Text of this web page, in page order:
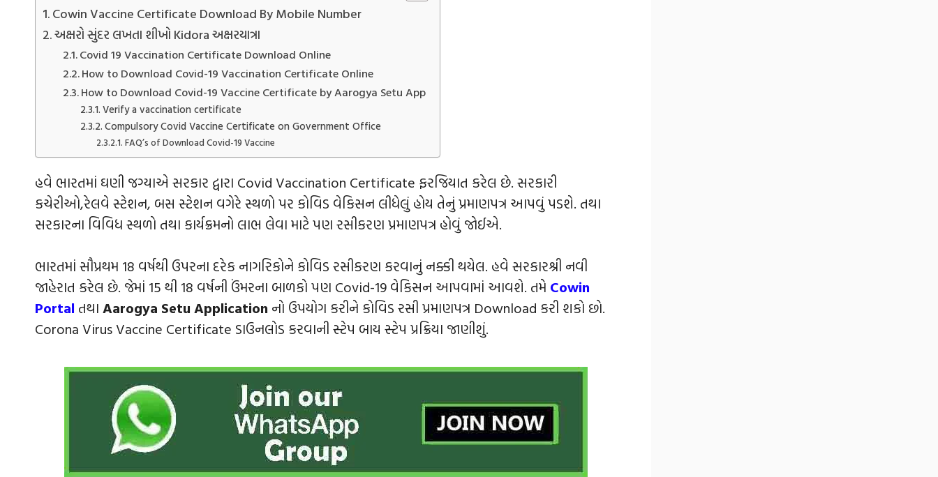
Cowin Vaccine Certificate Download By Mobile Number
અક્ષરો સુંદર લખતા શીખો Kidora અક્ષરયાત્રા
Covid 19 Vaccination Certificate Download Online
How to Download Covid-19 Vaccination Certificate Online
How to Download Covid-19 Vaccine Certificate by Aarogya Setu App
Verify a vaccination certificate
Compulsory Covid Vaccine Certificate on Government Office
FAQ’s of Download Covid-19 Vaccine
હવે ભારતમાં ઘણી જગ્યાએ સરકાર દ્વારા Covid Vaccination Certificate ફરજિયાત કરેલ છે. સરકારી
કચેરીઓ,રેલવે સ્ટેશન, બસ સ્ટેશન વગેરે સ્થળો પર કોવિડ વેકિસન લીધેલું હોય તેનું પ્રમાણપત્ર આપવું પડશે. તથા
સરકારના વિવિધ સ્થળો તથા કાર્યક્રમનો લાભ લેવા માટે પણ રસીકરણ પ્રમાણપત્ર હોવું જોઈએ.
ભારતમાં સૌપ્રથમ 18 વર્ષથી ઉપરના દરેક નાગરિકોને કોવિડ રસીકરણ કરવાનું નક્કી થયેલ. હવે સરકારશ્રી નવી
જાહેરાત કરેલ છે. જેમાં 15 થી 18 વર્ષની ઉંમરના બાળકો પણ Covid-19 વેકિસન આપવામાં આવશે. તમે Cowin
Portal તથા Aarogya Setu Application નો ઉપયોગ કરીને કોવિડ રસી પ્રમાણપત્ર Download કરી શકો છો.
Corona Virus Vaccine Certificate ડાઉનલોડ કરવાની સ્ટેપ બાય સ્ટેપ પ્રક્રિયા જાણીશું.